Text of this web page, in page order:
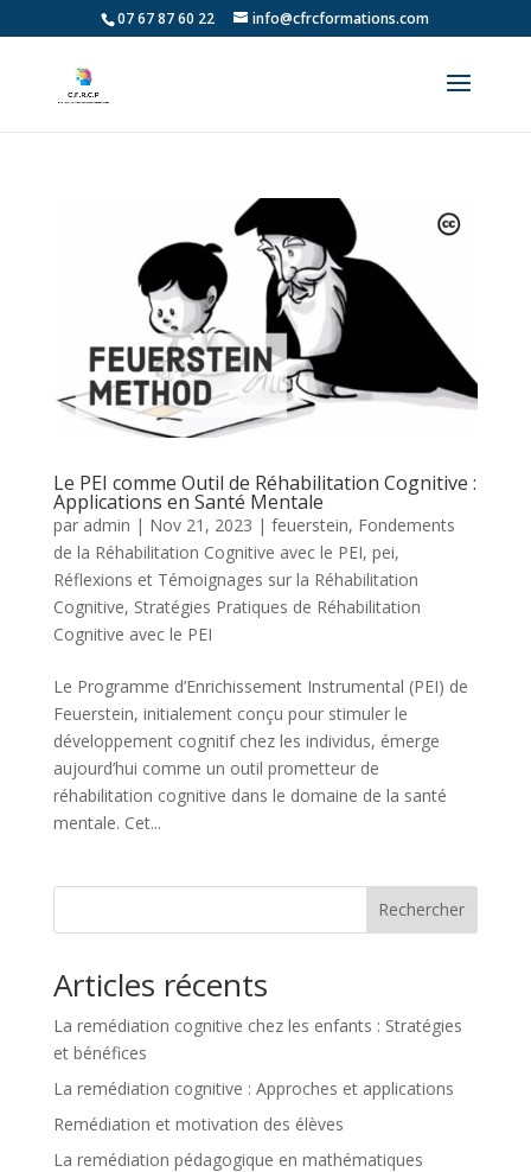
07 67 87 60 22 info@cfrcformations.com
Le PEI comme Outil de Réhabilitation Cognitive :
Applications en Santé Mentale
par admin | Nov 21, 2023 | feuerstein, Fondements
de la Réhabilitation Cognitive avec le PEI, pei,
Réflexions et Témoignages sur la Réhabilitation
Cognitive, Stratégies Pratiques de Réhabilitation
Cognitive avec le PEI
Le Programme d’Enrichissement Instrumental (PEI) de
Feuerstein, initialement conçu pour stimuler le
développement cognitif chez les individus, émerge
aujourd’hui comme un outil prometteur de
réhabilitation cognitive dans le domaine de la santé
mentale. Cet...
Rechercher
Articles récents
La remédiation cognitive chez les enfants : Stratégies
et bénéfices
La remédiation cognitive : Approches et applications
Remédiation et motivation des élèves
La remédiation pédagogique en mathématiques